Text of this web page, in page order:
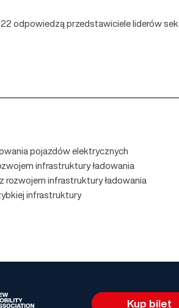
odpowiedzą przedstawiciele liderów
pojazdów elektrycznych
infrastruktury ładowania
rozwojem infrastruktury ładowania
infrastruktury
Kup bilet